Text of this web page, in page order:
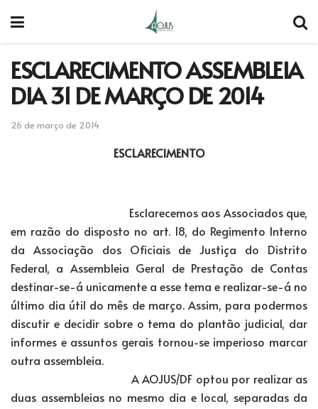
ESCLARECIMENTO ASSEMBLEIA
DIA 31 DE MARÇO DE 2014
26 de março de 2014
ESCLARECIMENTO
Esclarecemos aos Associados que,
em razão do disposto no art. 18, do Regimento Interno
da Associação dos Oficiais de Justiça do Distrito
Federal, a Assembleia Geral de Prestação de Contas
destinar-se-á unicamente a esse tema e realizar-se-á no
último dia útil do mês de março. Assim, para podermos
discutir e decidir sobre o tema do plantão judicial, dar
informes e assuntos gerais tornou-se imperioso marcar
outra assembleia.
A AOJUS/DF optou por realizar as
duas assembleias no mesmo dia e local, separadas da